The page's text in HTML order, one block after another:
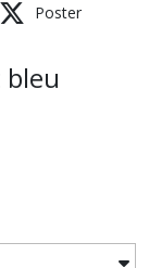
Poster